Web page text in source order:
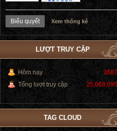
Xem thống kê
LƯỢT TRUY CẬP
Hôm nay
3687
Tổng lượt truy cập
25,068,095
TAG CLOUD